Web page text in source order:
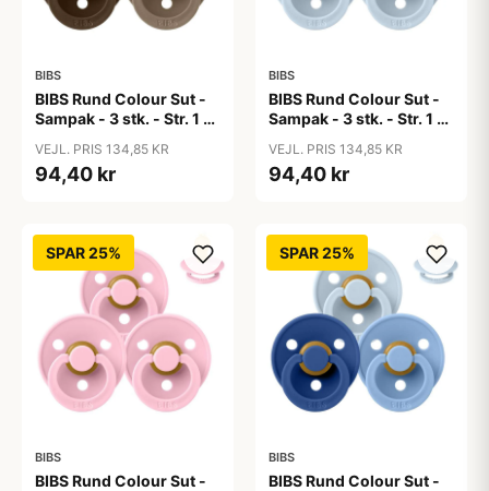
BIBS
BIBS Rund Colour Sut -
Sampak - 3 stk. - Str. 1 -
VEJL. PRIS 134,85 KR
94,40 kr
BIBS
BIBS Rund Colour Sut -
Sampak - 3 stk. - Str. 1 -
VEJL. PRIS 134,85 KR
94,40 kr
SPAR 25%
BIBS
BIBS Rund Colour Sut -
SPAR 25%
BIBS
BIBS Rund Colour Sut -